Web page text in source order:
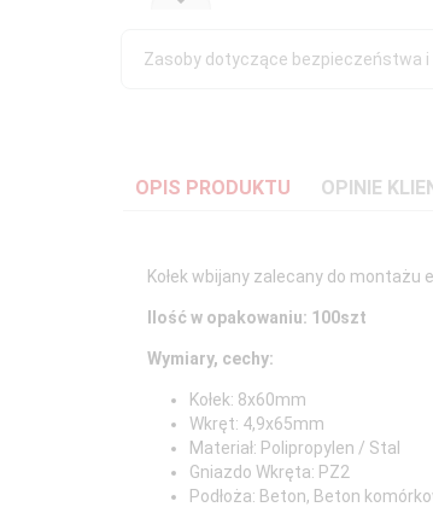
Zasoby dotyczące bezpieczeństwa i
OPIS PRODUKTU OPINIE
Kołek wbijany zalecany do
Ilość w opakowaniu: 100szt
Wymiary, cechy:
Kołek: 8x60mm
Wkręt: 4,9x65mm
Materiał: Polipropylen / Stal
Gniazdo Wkręta: PZ2
Podłoża: Beton, Beton